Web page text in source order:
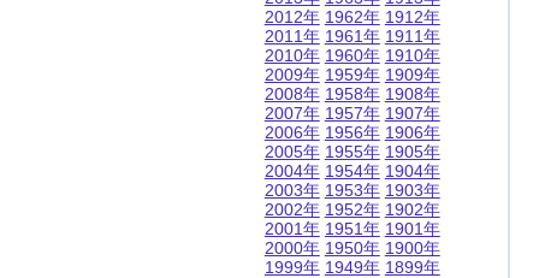
2012年
2011年
2010年
2009年
2008年
2007年
2006年
2005年
2004年
2003年
2002年
2001年
2000年
1999年
1962年
1961年
1960年
1959年
1958年
1957年
1956年
1955年
1954年
1953年
1952年
1951年
1950年
1949年
1912年
1911年
1910年
1909年
1908年
1907年
1906年
1905年
1904年
1903年
1902年
1901年
1900年
1899年